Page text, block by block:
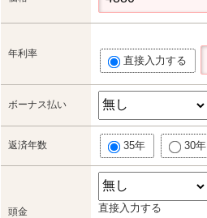
年利率
直接入力する
ボーナス払い
返済年数 35年 30年
頭金 直接入力する